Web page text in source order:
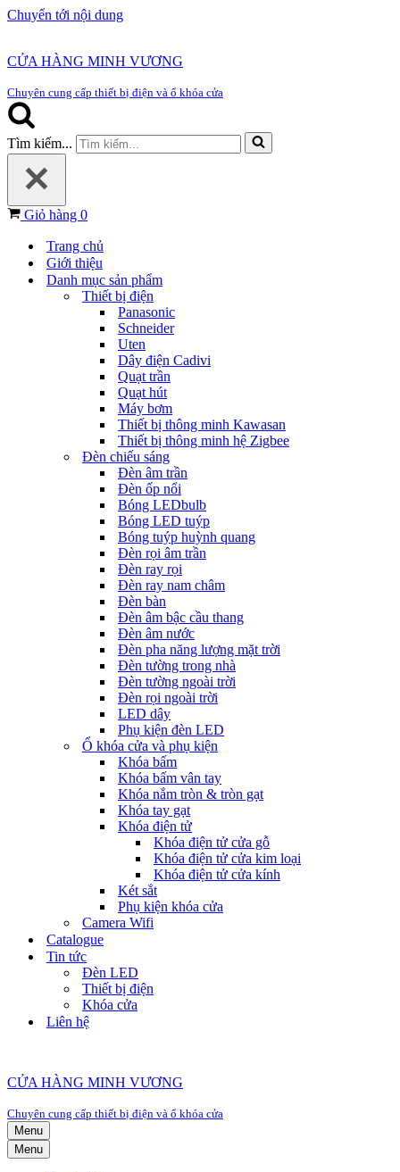
Chuyển tới nội dung
CỬA HÀNG MINH VƯƠNG
Chuyên cung cấp thiết bị điện và ổ khóa cửa
Tìm kiếm...
Giỏ hàng 0
Trang chủ
Giới thiệu
Danh mục sản phẩm
Thiết bị điện
Panasonic
Schneider
Uten
Dây điện Cadivi
Quạt trần
Quạt hút
Máy bơm
Thiết bị thông minh Kawasan
Thiết bị thông minh hệ Zigbee
Đèn chiếu sáng
Đèn âm trần
Đèn ốp nổi
Bóng LEDbulb
Bóng LED tuýp
Bóng tuýp huỳnh quang
Đèn rọi âm trần
Đèn ray rọi
Đèn ray nam châm
Đèn bàn
Đèn âm bậc cầu thang
Đèn âm nước
Đèn pha năng lượng mặt trời
Đèn tường trong nhà
Đèn tường ngoài trời
Đèn rọi ngoài trời
LED dây
Phụ kiện đèn LED
Ổ khóa cửa và phụ kiện
Khóa bấm
Khóa bấm vân tay
Khóa nắm tròn & tròn gạt
Khóa tay gạt
Khóa điện tử
Khóa điện tử cửa gỗ
Khóa điện tử cửa kim loại
Khóa điện tử cửa kính
Két sắt
Phụ kiện khóa cửa
Camera Wifi
Catalogue
Tin tức
Đèn LED
Thiết bị điện
Khóa cửa
Liên hệ
CỬA HÀNG MINH VƯƠNG
Chuyên cung cấp thiết bị điện và ổ khóa cửa
Menu
Menu